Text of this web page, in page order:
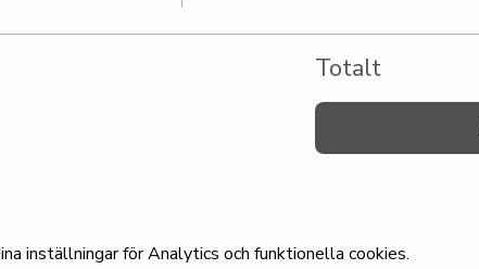
Totalt
inställningar för Analytics och funktionella cookies.